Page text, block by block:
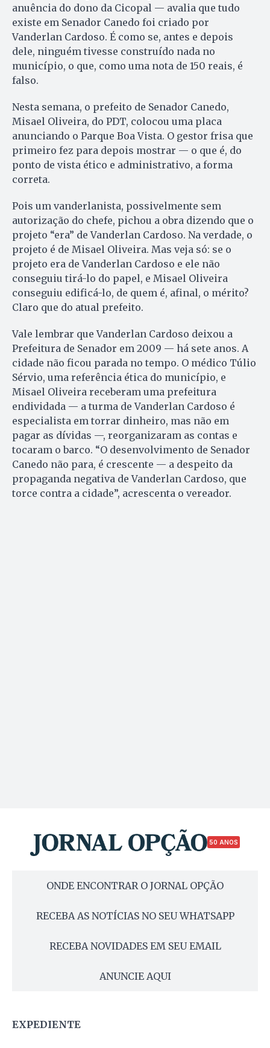
anuência do dono da Cicopal — avalia que tudo
existe em Senador Canedo foi criado por
Vanderlan Cardoso. É como se, antes e depois
dele, ninguém tivesse construído nada no
município, o que, como uma nota de 150 reais, é
falso.
Nesta semana, o prefeito de Senador Canedo,
Misael Oliveira, do PDT, colocou uma placa
anunciando o Parque Boa Vista. O gestor frisa que
primeiro fez para depois mostrar — o que é, do
ponto de vista ético e administrativo, a forma
correta.
Pois um vanderlanista, possivelmente sem
autorização do chefe, pichou a obra dizendo que o
projeto “era” de Vanderlan Cardoso. Na verdade, o
projeto é de Misael Oliveira. Mas veja só: se o
projeto era de Vanderlan Cardoso e ele não
conseguiu tirá-lo do papel, e Misael Oliveira
conseguiu edificá-lo, de quem é, afinal, o mérito?
Claro que do atual prefeito.
Vale lembrar que Vanderlan Cardoso deixou a
Prefeitura de Senador em 2009 — há sete anos. A
cidade não ficou parada no tempo. O médico Túlio
Sérvio, uma referência ética do município, e
Misael Oliveira receberam uma prefeitura
endividada — a turma de Vanderlan Cardoso é
especialista em torrar dinheiro, mas não em
pagar as dívidas —, reorganizaram as contas e
tocaram o barco. “O desenvolvimento de Senador
Canedo não para, é crescente — a despeito da
propaganda negativa de Vanderlan Cardoso, que
torce contra a cidade”, acrescenta o vereador.
50 ANOS
ONDE ENCONTRAR O JORNAL OPÇÃO
RECEBA AS NOTÍCIAS NO SEU WHATSAPP
RECEBA NOVIDADES EM SEU EMAIL
ANUNCIE AQUI
EXPEDIENTE